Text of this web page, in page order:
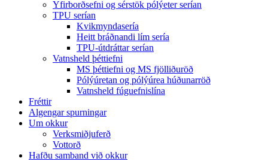
Yfirborðsefni og sérstök pólýeter serían
TPU serían
Kvikmyndasería
Heitt bráðnandi lím sería
TPU-útdráttar serían
Vatnsheld þéttiefni
MS þéttiefni og MS fjölliðuröð
Pólýúretan og pólýúrea húðunarröð
Vatnsheld fúguefnislína
Fréttir
Algengar spurningar
Um okkur
Verksmiðjuferð
Vottorð
Hafðu samband við okkur